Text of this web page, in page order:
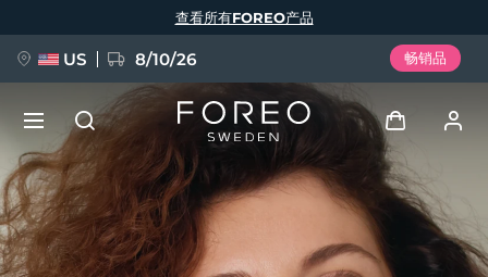
查看所有FOREO产品
US 8/10/26 畅销品
登录
用户信息
新品
BREAKING NEWS
语言